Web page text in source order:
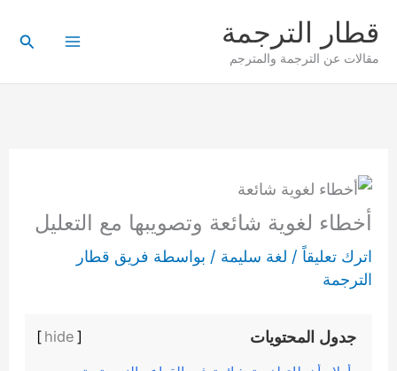
إلى
المحتوى
قطار الترجمة
مقالات عن الترجمة والمترجم
أخطاء لغوية شائعة وتصويبها مع التعليل
اترك تعليقاً / لغة سليمة / بواسطة فريق قطار
الترجمة
جدول المحتويات [
hide
]